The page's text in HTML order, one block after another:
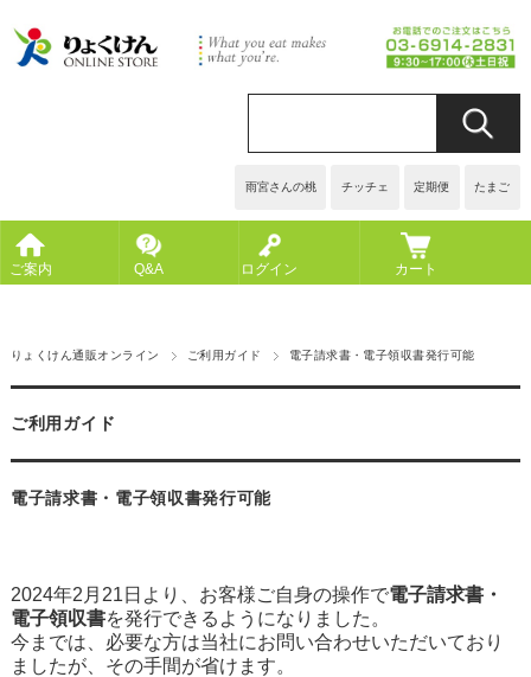
雨宮さんの桃 チッチェ 定期便 たまご
ご案内 Q&A ログイン カート
りょくけん通販オンライン ご利用ガイド 電子請求書・電子領収書発行可能
ご利用ガイド
電子請求書・電子領収書発行可能
2024年2月21日より、お客様ご自身の操作で電子請求書・
電子領収書を発行できるようになりました。
今までは、必要な方は当社にお問い合わせいただいており
ましたが、その手間が省けます。